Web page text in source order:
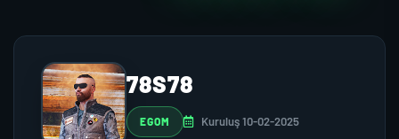
78S78
EGOM Kuruluş 10-02-2025